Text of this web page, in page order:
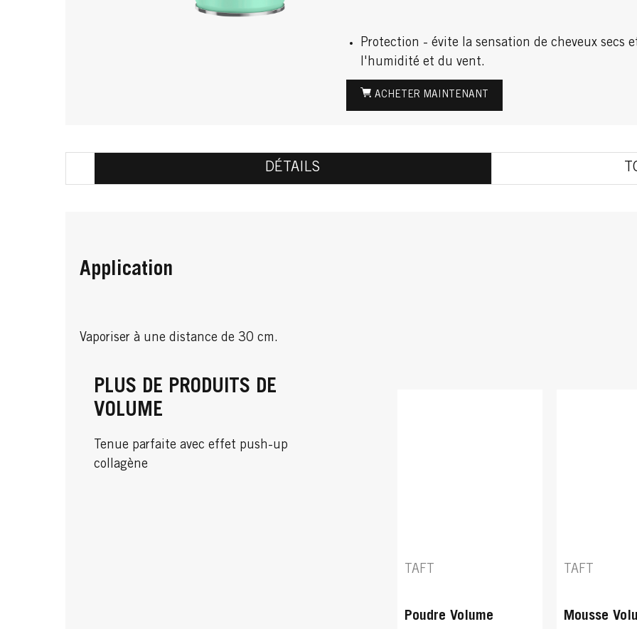
Protection - évite la sensation de cheveux secs
l'humidité et du vent.
ACHETER MAINTENANT
DÉTAILS
Application
Vaporiser à une distance de 30 cm.
PLUS DE PRODUITS DE
VOLUME
Tenue parfaite avec effet push-up
collagène
TAFT
Poudre Volume
TAFT
Mousse